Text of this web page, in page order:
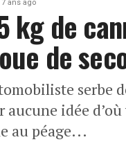
7 ans ago
kg de
de
serbe
aucune idée
au péage...